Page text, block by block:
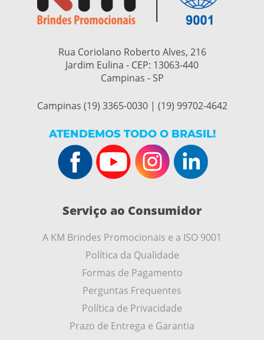
Rua Coriolano Roberto Alves, 216
Jardim Eulina - CEP: 13063-440
Campinas - SP
Campinas (19) 3365-0030 | (19) 99702-4642
ATENDEMOS TODO O BRASIL!
Serviço ao Consumidor
A KM Brindes Promocionais e a ISO 9001
Política da Qualidade
Formas de Pagamento
Perguntas Frequentes
Política de Privacidade
Prazo de Entrega e Garantia